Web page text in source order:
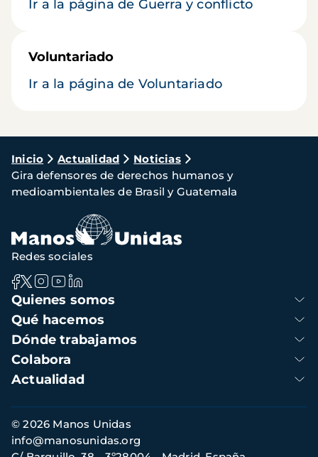
Ir a la página de Guerra y conflicto
Voluntariado
Ir a la página de Voluntariado
Ruta
de
navegación
Inicio Actualidad
Noticias
Gira defensores de derechos humanos y
medioambientales de Brasil y Guatemala
Navegación
principal
Quienes somos
Qué hacemos
Dónde trabajamos
Colabora
Actualidad
Redes sociales
Información
de
contacto
© 2026 Manos Unidas
info@manosunidas.org